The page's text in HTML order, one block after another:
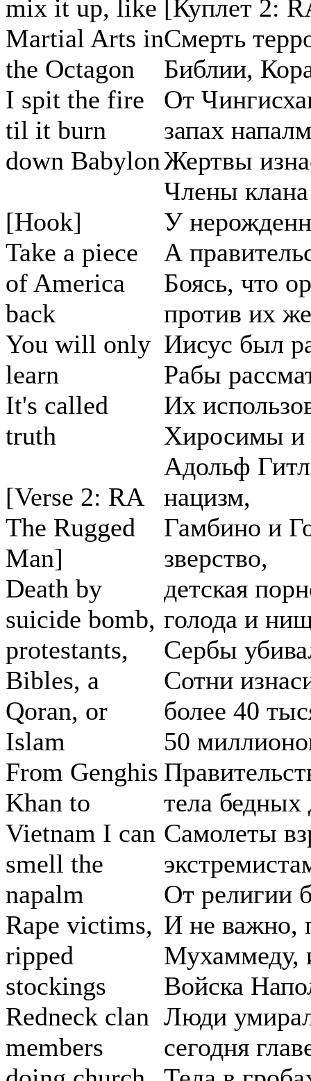
mix it up, like
Martial Arts in
the Octagon
I spit the fire
til it burn
down Babylon
[Hook]
Take a piece
of America
back
You will only
learn
It's called
truth
[Verse 2: RA
The Rugged
Man]
Death by
suicide bomb,
protestants,
Bibles, a
Qoran, or
Islam
From Genghis
Khan to
Vietnam I can
smell the
napalm
Rape victims,
ripped
stockings
Redneck clan
members
[Куплет 2:
Смерть
Библии,
От
запах
Жертвы
Члены
У
А
Боясь, что
против их
Иисус был
Рабы
Их
Хиросимы и
Адольф
нацизм,
Гамбино и
зверство,
детская
голода и
Сербы
Сотни
более 40
50
тела бедных
Самолеты
От религии
И не важно,
Мухаммеду,
Войска
Люди
сегодня